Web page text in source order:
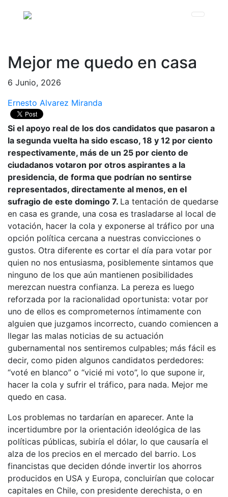
Mejor me quedo en casa
6 Junio, 2026
Ernesto Alvarez Miranda
Si el apoyo real de los dos candidatos que pasaron a
la segunda vuelta ha sido escaso, 18 y 12 por ciento
respectivamente, más de un 25 por ciento de
ciudadanos votaron por otros aspirantes a la
presidencia, de forma que podrían no sentirse
representados, directamente al menos, en el
sufragio de este domingo 7. La tentación de quedarse
en casa es grande, una cosa es trasladarse al local de
votación, hacer la cola y exponerse al tráfico por una
opción política cercana a nuestras convicciones o
gustos. Otra diferente es cortar el día para votar por
quien no nos entusiasma, posiblemente sintamos que
ninguno de los que aún mantienen posibilidades
merezcan nuestra confianza. La pereza es luego
reforzada por la racionalidad oportunista: votar por
uno de ellos es comprometernos íntimamente con
alguien que juzgamos incorrecto, cuando comiencen a
llegar las malas noticias de su actuación
gubernamental nos sentiremos culpables; más fácil es
decir, como piden algunos candidatos perdedores:
“voté en blanco” o “vicié mi voto”, lo que supone ir,
hacer la cola y sufrir el tráfico, para nada. Mejor me
quedo en casa.
Los problemas no tardarían en aparecer. Ante la
incertidumbre por la orientación ideológica de las
políticas públicas, subiría el dólar, lo que causaría el
alza de los precios en el mercado del barrio. Los
financistas que deciden dónde invertir los ahorros
producidos en USA y Europa, concluirían que colocar
capitales en Chile, con presidente derechista, o en